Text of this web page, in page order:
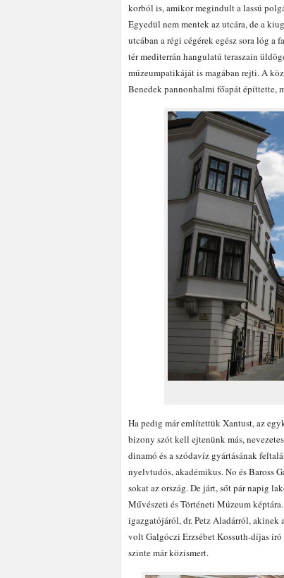
korból is, amikor megindult a lassú
Egyedül nem mentek az utcára, de a
utcában a régi cégérek egész sora lóg
tér mediterrán hangulatú teraszain
múzeumpatikáját is magában rejti. A
Benedek pannonhalmi főapát építtette,
Ha pedig már említettük Xantust, az
bizony szót kell ejtenünk más,
dinamó és a szódavíz gyártásának
nyelvtudós, akadémikus. No és Baross
sokat az ország. De járt, sőt pár napig
Művészeti és Történeti Múzeum
igazgatójáról, dr. Petz Aladárról, akinek
volt Galgóczi Erzsébet Kossuth-díjas
szinte már közismert.